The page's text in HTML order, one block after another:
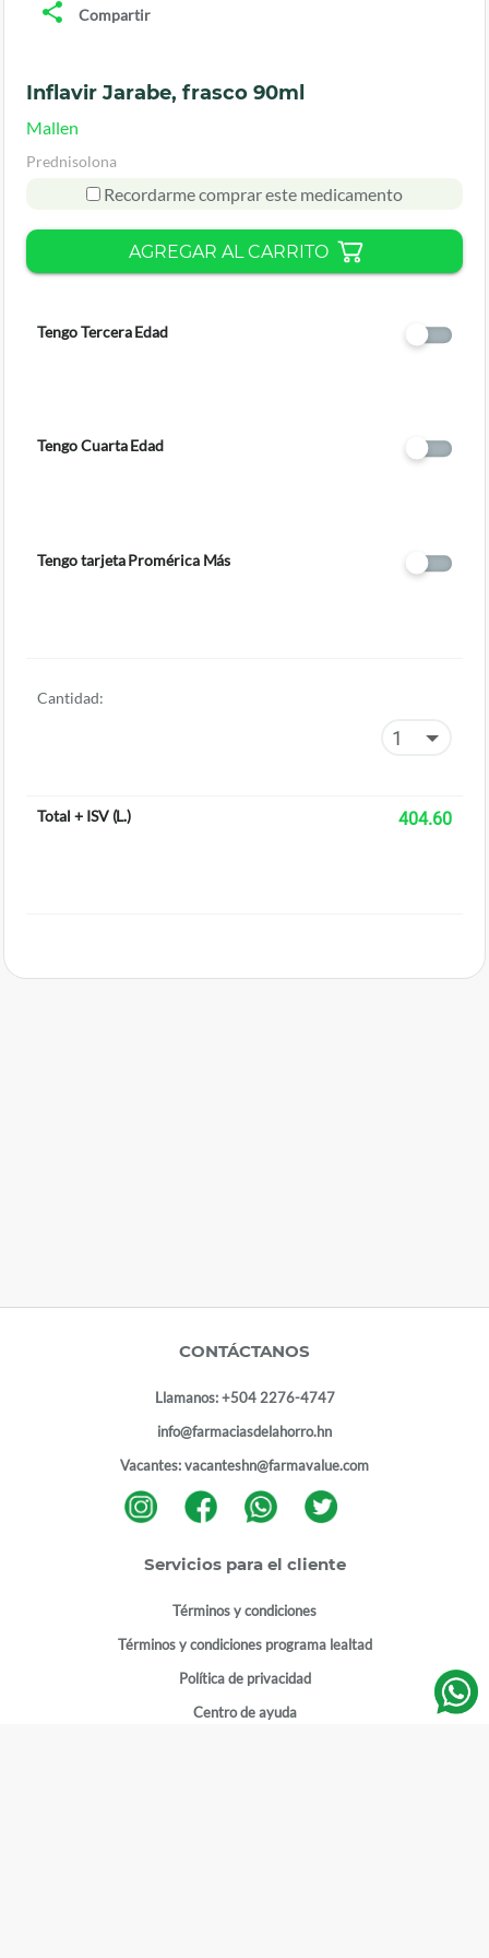
Compartir
Inflavir Jarabe, frasco 90ml
Mallen
Prednisolona
Recordarme comprar este medicamento
AGREGAR AL CARRITO
Tengo Tercera Edad
Tengo Cuarta Edad
Tengo tarjeta Promérica Más
Cantidad:
Total + ISV(L.) 404.60
CONTÁCTANOS
Llamanos:+504 2276-4747
info@farmaciasdelahorro.hn
Vacantes:vacanteshn@farmavalue.com
Servicios para el cliente
Términos y condiciones
Términos y condiciones programa lealtad
Política de privacidad
Centro de ayuda